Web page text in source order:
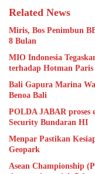
Related News
Miris, Bos Penimbun
8 Bulan
MIO Indonesia
terhadap Hotman Paris
Bali Gapura Marina
Benoa Bali
POLDA JABAR proses
Security Bundaran HI
Menpar Pastikan
Geopark
Asean Championship